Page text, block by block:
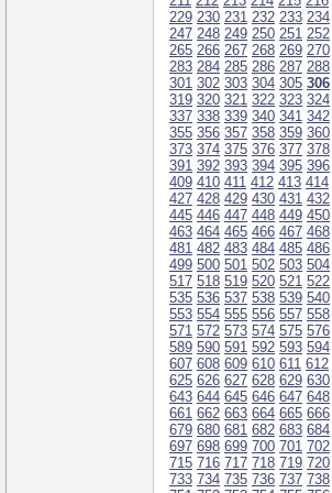
229 230 231 232 233 234
247 248 249 250 251 252
265 266 267 268 269 270
283 284 285 286 287 288
301 302 303 304 305 306
319 320 321 322 323 324
337 338 339 340 341 342
355 356 357 358 359 360
373 374 375 376 377 378
391 392 393 394 395 396
409 410 411 412 413 414
427 428 429 430 431 432
445 446 447 448 449 450
463 464 465 466 467 468
481 482 483 484 485 486
499 500 501 502 503 504
517 518 519 520 521 522
535 536 537 538 539 540
553 554 555 556 557 558
571 572 573 574 575 576
589 590 591 592 593 594
607 608 609 610 611 612
625 626 627 628 629 630
643 644 645 646 647 648
661 662 663 664 665 666
679 680 681 682 683 684
697 698 699 700 701 702
715 716 717 718 719 720
733 734 735 736 737 738